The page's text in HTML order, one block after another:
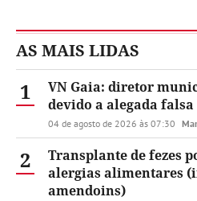
AS MAIS LIDAS
1
VN Gaia: diretor
devido a alegada
04 de agosto de 2026 às 07:30
2
Transplante de fezes
alergias alimentares
amendoins)